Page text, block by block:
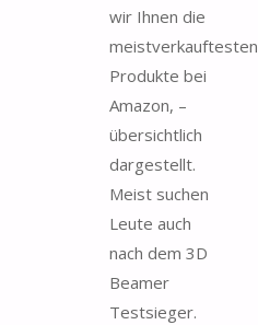
wir Ihnen die
meistverkauftesten
Produkte bei
Amazon, –
übersichtlich
dargestellt.
Meist suchen
Leute auch
nach dem 3D
Beamer
Testsieger.